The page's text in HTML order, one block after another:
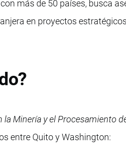
más de 50 países, busca
en proyectos
Minería y el Procesamiento
entre Quito y Washington: